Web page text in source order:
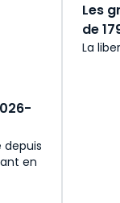
depuis
en
Les
de
La